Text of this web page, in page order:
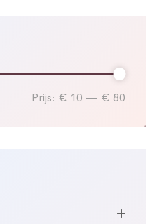
Prijs: € 10 — € 80